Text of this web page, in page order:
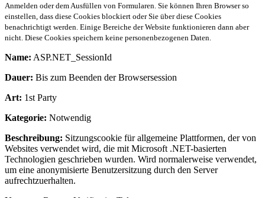
Anmelden oder dem Ausfüllen von Formularen. Sie können Ihren Browser so
einstellen, dass diese Cookies blockiert oder Sie über diese Cookies
benachrichtigt werden. Einige Bereiche der Website funktionieren dann aber
nicht. Diese Cookies speichern keine personenbezogenen Daten.
Name: ASP.NET_SessionId
Dauer: Bis zum Beenden der Browsersession
Art: 1st Party
Kategorie: Notwendig
Beschreibung: Sitzungscookie für allgemeine Plattformen, der von
Websites verwendet wird, die mit Microsoft .NET-basierten
Technologien geschrieben wurden. Wird normalerweise verwendet,
um eine anonymisierte Benutzersitzung durch den Server
aufrechtzuerhalten.